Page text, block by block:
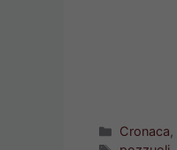
Categorie
Cronaca,